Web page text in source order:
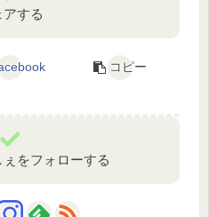
アする
コピー
をフォローする